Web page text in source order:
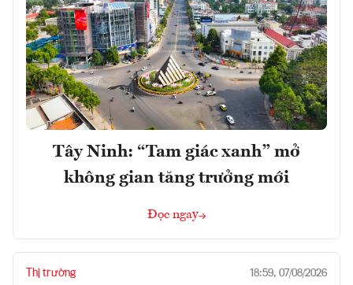
Tây Ninh: “Tam giác xanh” mở
không gian tăng trưởng mới
Đọc ngay
Thị trường 18:59, 07/08/2026